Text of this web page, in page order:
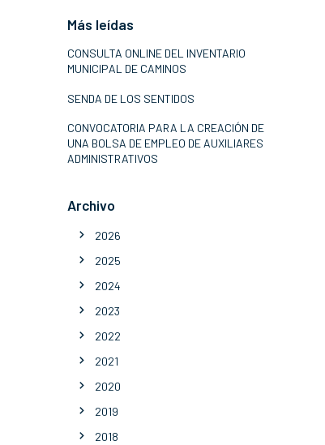
Más leídas
CONSULTA ONLINE DEL INVENTARIO
MUNICIPAL DE CAMINOS
SENDA DE LOS SENTIDOS
CONVOCATORIA PARA LA CREACIÓN DE
UNA BOLSA DE EMPLEO DE AUXILIARES
ADMINISTRATIVOS
Archivo
2026
2025
2024
2023
2022
2021
2020
2019
2018